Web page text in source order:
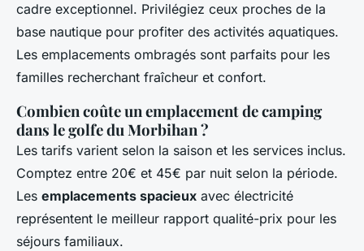
cadre exceptionnel. Privilégiez ceux proches de la
base nautique pour profiter des activités aquatiques.
Les emplacements ombragés sont parfaits pour les
familles recherchant fraîcheur et confort.
Combien coûte un emplacement de camping
dans le golfe du Morbihan ?
Les tarifs varient selon la saison et les services inclus.
Comptez entre 20€ et 45€ par nuit selon la période.
Les emplacements spacieux avec électricité
représentent le meilleur rapport qualité-prix pour les
séjours familiaux.